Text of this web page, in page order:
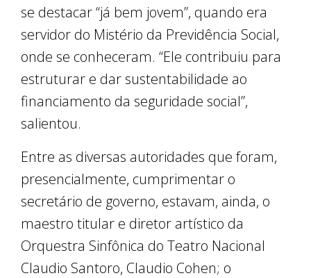
se destacar “já bem jovem”, quando era
servidor do Mistério da Previdência Social,
onde se conheceram. “Ele contribuiu para
estruturar e dar sustentabilidade ao
financiamento da seguridade social”,
salientou.
Entre as diversas autoridades que foram,
presencialmente, cumprimentar o
secretário de governo, estavam, ainda, o
maestro titular e diretor artístico da
Orquestra Sinfônica do Teatro Nacional
Claudio Santoro, Claudio Cohen; o